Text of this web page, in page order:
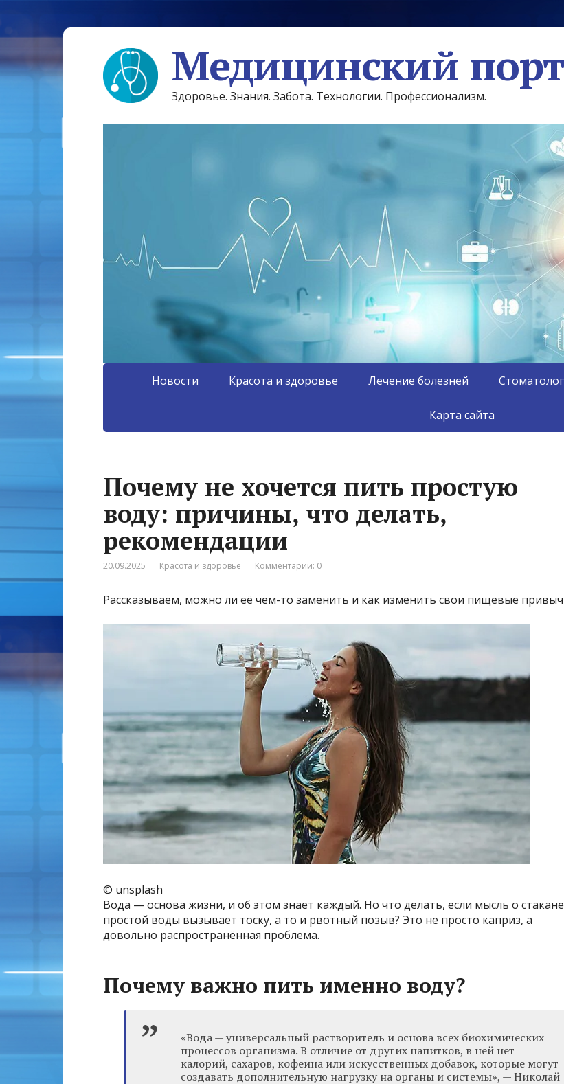
Медицинский
Здоровье. Знания. Забота. Технологии. Профессионализм.
Новости Красота и здоровье Лечение болезней
Карта сайта
Почему не хочется пить простую
воду: причины, что делать,
рекомендации
20.09.2025 Красота и здоровье Комментарии: 0
Рассказываем, можно ли её чем-то заменить и как изменить свои пищевые
© unsplash
Вода — основа жизни, и об этом знает каждый. Но что делать, если мысль о стакане
простой воды вызывает тоску, а то и рвотный позыв? Это не просто каприз, а
довольно распространённая проблема.
Почему важно пить именно воду?
«Вода — универсальный растворитель и основа всех биохимических
процессов организма. В отличие от других напитков, в ней нет
калорий, сахаров, кофеина или искусственных добавок, которые могут
создавать дополнительную нагрузку на органы и системы», — Николай